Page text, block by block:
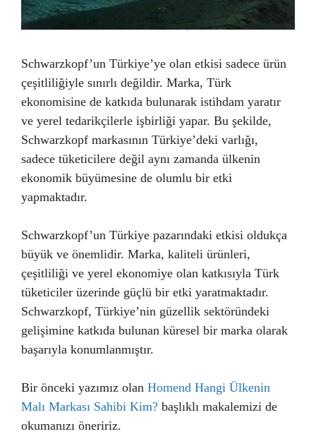
Schwarzkopf’un Türkiye’ye olan etkisi sadece ürün
çeşitliliğiyle sınırlı değildir. Marka, Türk
ekonomisine de katkıda bulunarak istihdam yaratır
ve yerel tedarikçilerle işbirliği yapar. Bu şekilde,
Schwarzkopf markasının Türkiye’deki varlığı,
sadece tüketicilere değil aynı zamanda ülkenin
ekonomik büyümesine de olumlu bir etki
yapmaktadır.
Schwarzkopf’un Türkiye pazarındaki etkisi oldukça
büyük ve önemlidir. Marka, kaliteli ürünleri,
çeşitliliği ve yerel ekonomiye olan katkısıyla Türk
tüketiciler üzerinde güçlü bir etki yaratmaktadır.
Schwarzkopf, Türkiye’nin güzellik sektöründeki
gelişimine katkıda bulunan küresel bir marka olarak
başarıyla konumlanmıştır.
Bir önceki yazımız olan Homend Hangi Ülkenin
Malı Markası Sahibi Kim? başlıklı makalemizi de
okumanızı öneririz.